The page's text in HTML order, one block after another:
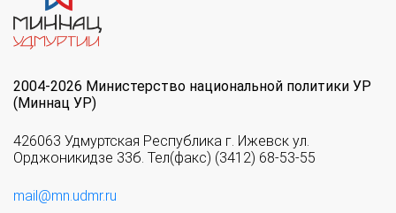
2004-2026 Министерство национальной политики УР
(Миннац УР)
426063 Удмуртская Республика г. Ижевск ул.
Орджоникидзе 33б. Тел(факс) (3412) 68-53-55
mail@mn.udmr.ru